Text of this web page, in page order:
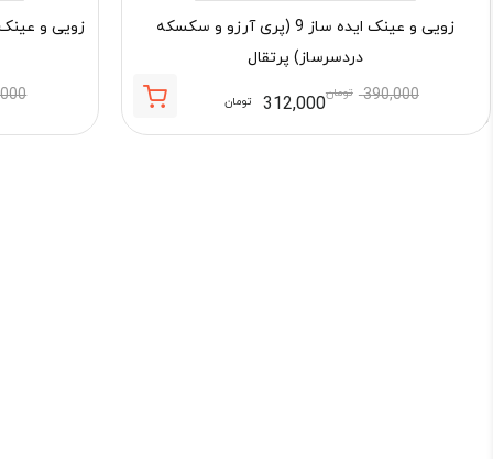
زویی و عینک ایده ساز 9 (پری آرزو و سکسکه
دردسرساز) پرتقال
390,000 تومان312,000 تومان